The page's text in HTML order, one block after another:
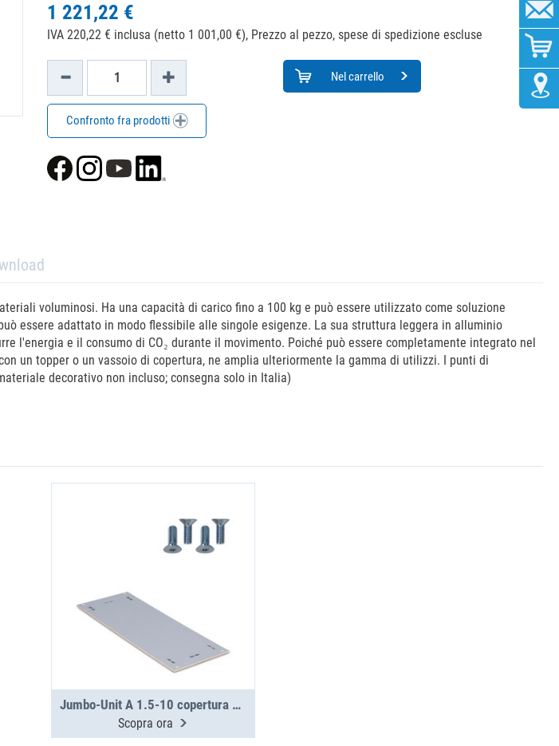
1 221,22 €
IVA 220,22 € inclusa (netto 1 001,00 €), Prezzo al pezzo, spese di spedizione escluse
Nel carrello
Confronto fra prodotti
voluminosi. Ha una capacità di carico fino a 100 kg e può essere utilizzato come soluzione
essere adattato in modo flessibile alle singole esigenze. La sua struttura leggera in alluminio
l'energia e il consumo di CO₂ durante il movimento. Poiché può essere completamente integrato nel
un topper o un vassoio di copertura, ne amplia ulteriormente la gamma di utilizzi. I punti di
decorativo non incluso; consegna solo in Italia)
Jumbo-Unit A 1.5-10 copertura SGR PS
Scopra ora